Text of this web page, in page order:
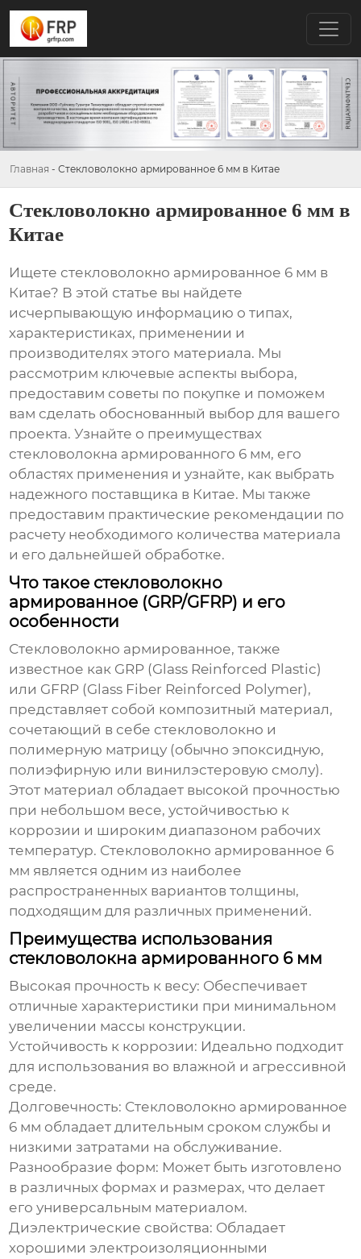
Главная - Стекловолокно армированное 6 мм в Китае
Стекловолокно армированное 6 мм в
Китае
Ищете стекловолокно армированное 6 мм в
Китае? В этой статье вы найдете
исчерпывающую информацию о типах,
характеристиках, применении и
производителях этого материала. Мы
рассмотрим ключевые аспекты выбора,
предоставим советы по покупке и поможем
вам сделать обоснованный выбор для вашего
проекта. Узнайте о преимуществах
стекловолокна армированного 6 мм, его
областях применения и узнайте, как выбрать
надежного поставщика в Китае. Мы также
предоставим практические рекомендации по
расчету необходимого количества материала
и его дальнейшей обработке.
Что такое стекловолокно
армированное (GRP/GFRP) и его
особенности
Стекловолокно армированное, также
известное как GRP (Glass Reinforced Plastic)
или GFRP (Glass Fiber Reinforced Polymer),
представляет собой композитный материал,
сочетающий в себе стекловолокно и
полимерную матрицу (обычно эпоксидную,
полиэфирную или винилэстеровую смолу).
Этот материал обладает высокой прочностью
при небольшом весе, устойчивостью к
коррозии и широким диапазоном рабочих
температур. Стекловолокно армированное 6
мм является одним из наиболее
распространенных вариантов толщины,
подходящим для различных применений.
Преимущества использования
стекловолокна армированного 6 мм
Высокая прочность к весу: Обеспечивает
отличные характеристики при минимальном
увеличении массы конструкции.
Устойчивость к коррозии: Идеально подходит
для использования во влажной и агрессивной
среде.
Долговечность: Стекловолокно армированное
6 мм обладает длительным сроком службы и
низкими затратами на обслуживание.
Разнообразие форм: Может быть изготовлено
в различных формах и размерах, что делает
его универсальным материалом.
Диэлектрические свойства: Обладает
хорошими электроизоляционными